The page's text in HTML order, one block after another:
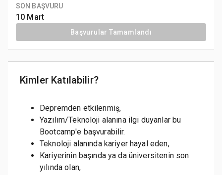
Kimler Katılabilir?
Depremden etkilenmiş,
Yazılım/Teknoloji alanına ilgi duyanlar bu
Bootcamp'e başvurabilir.
Teknoloji alanında kariyer hayal eden,
Kariyerinin başında ya da üniversitenin son
yılında olan,
SON BAŞVURU
10 Mart
Başvurular Tamamlandı